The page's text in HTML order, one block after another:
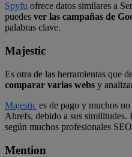
Spyfu ofrece datos similares a
puedes ver las campañas de
palabras clave.
Majestic
Es otra de las herramientas que
comparar varias webs y
Majestic es de pago y muchos
Ahrefs, debido a sus similitudes.
según muchos profesionales
Mention